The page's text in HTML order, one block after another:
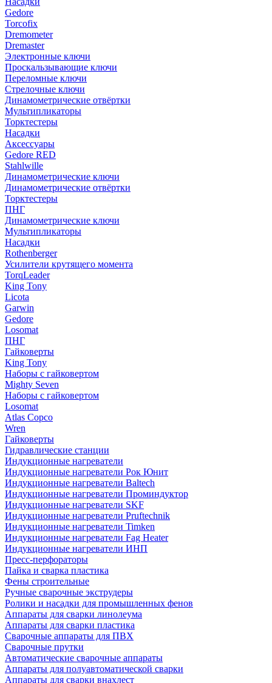
Gedore
Torcofix
Dremometer
Dremaster
Электронные ключи
Проскальзывающие ключи
Переломные ключи
Стрелочные ключи
Динамометрические отвёртки
Мультипликаторы
Торктестеры
Насадки
Аксессуары
Gedore RED
Stahlwille
Динамометрические ключи
Динамометрические отвёртки
Торктестеры
ПНГ
Динамометрические ключи
Мультипликаторы
Насадки
Rothenberger
Усилители крутящего момента
TorqLeader
King Tony
Licota
Garwin
Gedore
Losomat
ПНГ
Гайковерты
King Tony
Наборы с гайковертом
Mighty Seven
Наборы с гайковертом
Losomat
Atlas Copco
Wren
Гайковерты
Гидравлические станции
Индукционные нагреватели
Индукционные нагреватели Рок Юнит
Индукционные нагреватели Baltech
Индукционные нагреватели Проминдуктор
Индукционные нагреватели SKF
Индукционные нагреватели Pruftechnik
Индукционные нагреватели Timken
Индукционные нагреватели Fag Heater
Индукционные нагреватели ИНП
Пресс-перфораторы
Пайка и сварка пластика
Фены строительные
Ручные сварочные экструдеры
Ролики и насадки для промышленных фенов
Аппараты для сварки линолеума
Аппараты для сварки пластика
Сварочные аппараты для ПВХ
Сварочные прутки
Автоматические сварочные аппараты
Аппараты для полуавтоматической сварки
Аппараты для сварки внахлест